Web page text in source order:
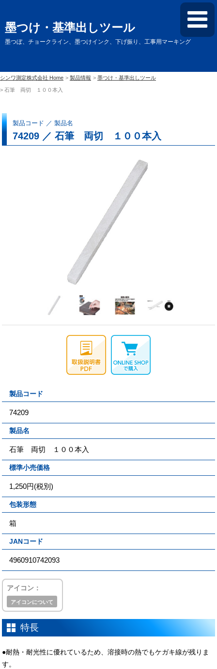
墨つけ・基準出しツール
墨つぼ、チョークライン、墨つけインク、下げ振り、工事用マーキング
シンワ測定株式会社 Home 製品情報 墨つけ・基準出しツール
石筆 両切 １００本入
製品コード ／ 製品名
74209 ／ 石筆 両切 １００本入
製品コード
74209
製品名
石筆 両切 １００本入
標準小売価格
1,250円(税別)
包装形態
箱
JANコード
4960910742093
アイコン：
アイコンについて
特長
●耐熱・耐光性に優れているため、溶接時の熱でもケガキ線が残りま
す。